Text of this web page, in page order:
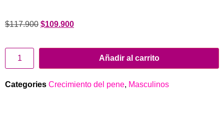
$117.900 $109.900
Añadir al carrito
Categories Crecimiento del pene, Masculinos